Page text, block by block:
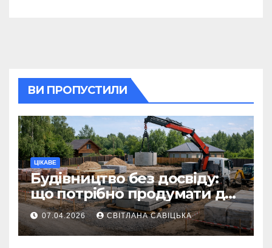
ВИ ПРОПУСТИЛИ
ЦІКАВЕ
Будівництво без досвіду:
що потрібно продумати до
першої доставки на
ділянку
07.04.2026 СВІТЛАНА САВІЦЬКА